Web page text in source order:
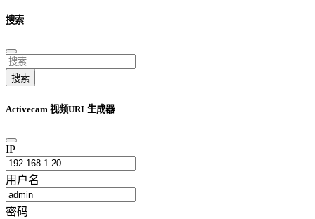
搜索
搜索
Activecam 视频URL生成器
IP
用户名
密码